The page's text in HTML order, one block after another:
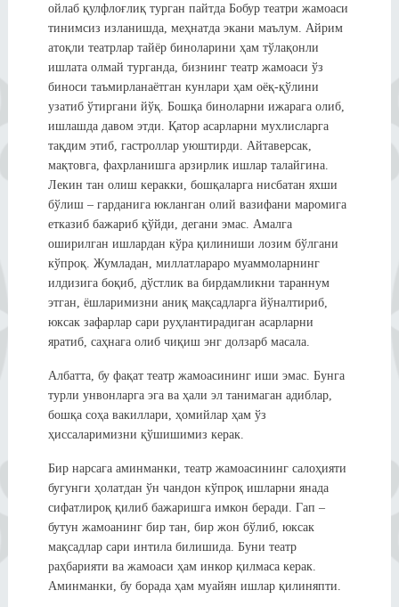
ойлаб қулфлоғлиқ турган пайтда Бобур театри жамоаси
тинимсиз изланишда, меҳнатда экани маълум. Айрим
атоқли театрлар тайёр биноларини ҳам тўлақонли
ишлата олмай турганда, бизнинг театр жамоаси ўз
биноси таъмирланаётган кунлари ҳам оёқ-қўлини
узатиб ўтиргани йўқ. Бошқа биноларни ижарага олиб,
ишлашда давом этди. Қатор асарларни мухлисларга
тақдим этиб, гастроллар уюштирди. Айтаверсак,
мақтовга, фахрланишга арзирлик ишлар талайгина.
Лекин тан олиш керакки, бошқаларга нисбатан яхши
бўлиш – гарданига юкланган олий вазифани маромига
етказиб бажариб қўйди, дегани эмас. Амалга
оширилган ишлардан кўра қилиниши лозим бўлгани
кўпроқ. Жумладан, миллатлараро муаммоларнинг
илдизига боқиб, дўстлик ва бирдамликни тараннум
этган, ёшларимизни аниқ мақсадларга йўналтириб,
юксак зафарлар сари руҳлантирадиган асарларни
яратиб, саҳнага олиб чиқиш энг долзарб масала.
Албатта, бу фақат театр жамоасининг иши эмас. Бунга
турли унвонларга эга ва ҳали эл танимаган адиблар,
бошқа соҳа вакиллари, ҳомийлар ҳам ўз
ҳиссаларимизни қўшишимиз керак.
Бир нарсага аминманки, театр жамоасининг салоҳияти
бугунги ҳолатдан ўн чандон кўпроқ ишларни янада
сифатлироқ қилиб бажаришга имкон беради. Гап –
бутун жамоанинг бир тан, бир жон бўлиб, юксак
мақсадлар сари интила билишида. Буни театр
раҳбарияти ва жамоаси ҳам инкор қилмаса керак.
Аминманки, бу борада ҳам муайян ишлар қилиняпти.